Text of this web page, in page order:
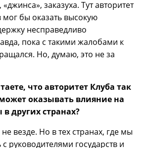
заказуха. Тут авторитет
мог бы оказать высокую
несправедливо
пока с такими жалобами к
Но, думаю, это не за
что авторитет Клуба так
оказывать влияние на
других странах?
Но в тех странах, где мы
руководителями государств и